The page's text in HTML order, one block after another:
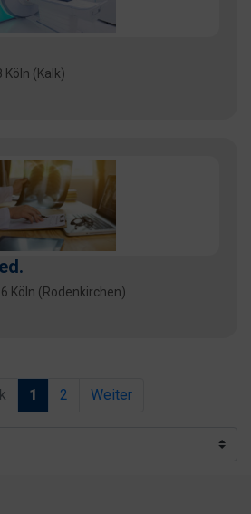
(Kalk)
Köln (Rodenkirchen)
1 2 Weiter